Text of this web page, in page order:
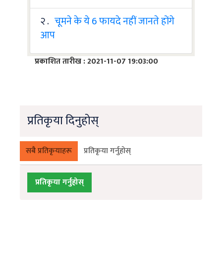
२ . चूमने के ये 6 फायदे नहीं जानते होंगे
आप
प्रकाशित तारीख : 2021-11-07 19:03:00
प्रतिकृया दिनुहोस्
सबै प्रतिकृयाहरू प्रतिकृया गर्नुहोस्
प्रतिकृया गर्नुहोस्